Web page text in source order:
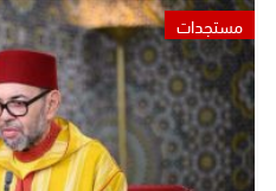
مستجدات